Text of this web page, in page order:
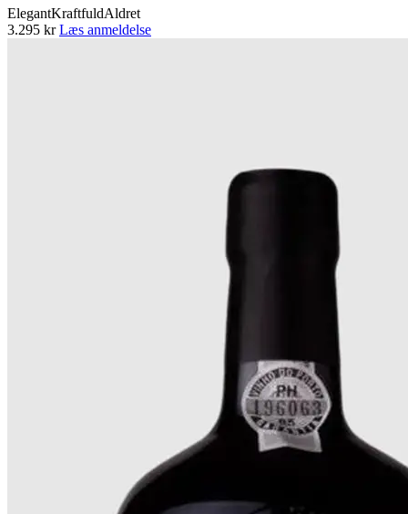
ElegantKraftfuldAldret
3.295 kr Læs anmeldelse